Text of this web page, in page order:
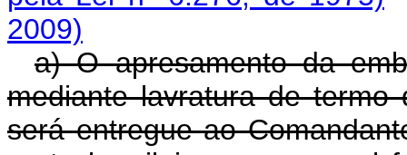
2009)
a) O apresamento da
mediante lavratura de
será entregue ao